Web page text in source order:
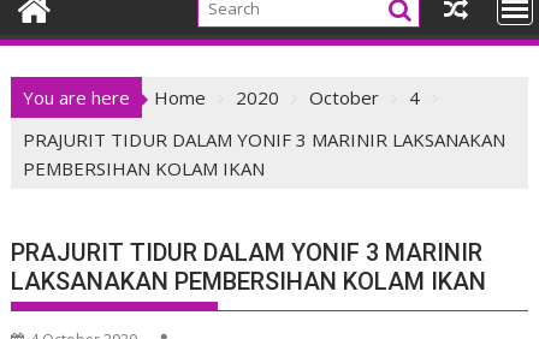
You are here Home 2020 October
4
PRAJURIT TIDUR DALAM YONIF 3 MARINIR LAKSANAKAN
PEMBERSIHAN KOLAM IKAN
PRAJURIT TIDUR DALAM YONIF 3 MARINIR
LAKSANAKAN PEMBERSIHAN KOLAM IKAN